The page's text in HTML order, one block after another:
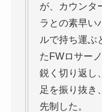
が、カウンタ
ラとの素早い
ルで持ち運ぶ
たFWロサー
鋭く切り返し
足を振り抜き
先制した。